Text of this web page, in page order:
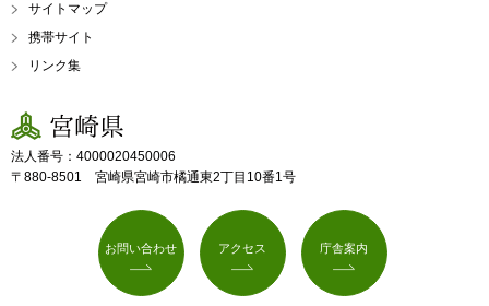
サイトマップ
携帯サイト
リンク集
宮崎県
法人番号：4000020450006
〒880-8501 宮崎県宮崎市橘通東2丁目10番1号
お問い合わせ アクセス 庁舎案内